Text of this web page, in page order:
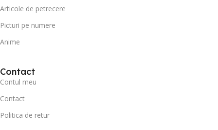
Articole de petrecere
Picturi pe numere
Anime
Contact
Contul meu
Contact
Politica de retur